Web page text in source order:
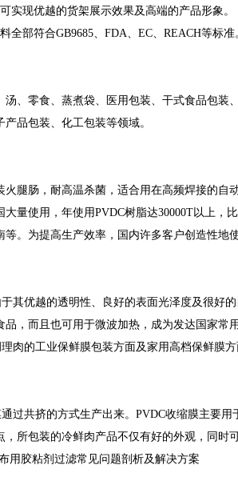
实现优越的货架展示效果及高端的产品形象。
全部符合GB9685、FDA、EC、REACH等标准
汤、零食、蒸煮袋、医用包装、干式食品包
品包装、化工包装等领域。
火腿肠，耐高温杀菌，适合用在高频焊接的
大量使用，年使用PVDC树脂达30000T以上，
等。为提高生产效率，国内许多客户创造性地
其优越的透明性、良好的表面光泽度及很好
品，而且也可用于微波加热，成为发达国家
肉的工业保鲜膜包装方面及家用高档保鲜膜方
过共挤的方式生产出来。PVDC收缩膜主要
，所包装的冷鲜肉产品不仅有好的外观，同时
用胶粘剂过滤常见问题剖析及解决方案